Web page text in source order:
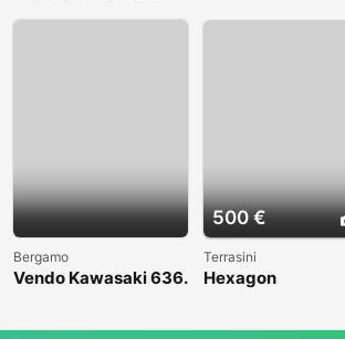
Bergamo
Vendo Kawasaki 636.
500 €
Terrasini
Hexagon